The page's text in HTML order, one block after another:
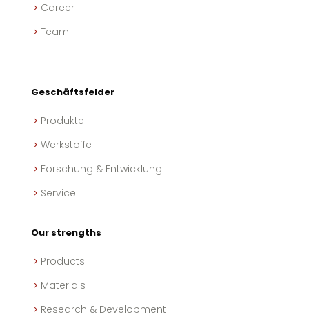
Career
Team
Geschäftsfelder
Produkte
Werkstoffe
Forschung & Entwicklung
Service
Our strengths
Products
Materials
Research & Development